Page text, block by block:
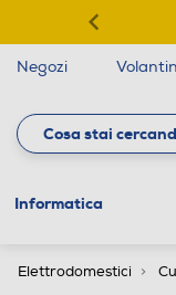
Negozi
Informatica
Elettrodomestici